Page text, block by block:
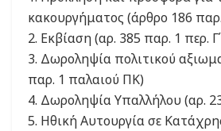
κακουργήματος (άρθρο 186
2. Εκβίαση (αρ. 385 παρ. 1 περ.
3. Δωροληψία πολιτικού
παρ. 1 παλαιού ΠΚ)
4. Δωροληψία Υπαλλήλου (αρ.
5. Ηθική Αυτουργία σε